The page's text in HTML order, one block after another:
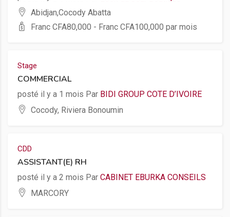
Abidjan,Cocody Abatta
Franc CFA80,000 - Franc CFA100,000 par mois
Stage
COMMERCIAL
posté il y a 1 mois Par BIDI GROUP COTE D’IVOIRE
Cocody, Riviera Bonoumin
CDD
ASSISTANT(E) RH
posté il y a 2 mois Par CABINET EBURKA CONSEILS
MARCORY